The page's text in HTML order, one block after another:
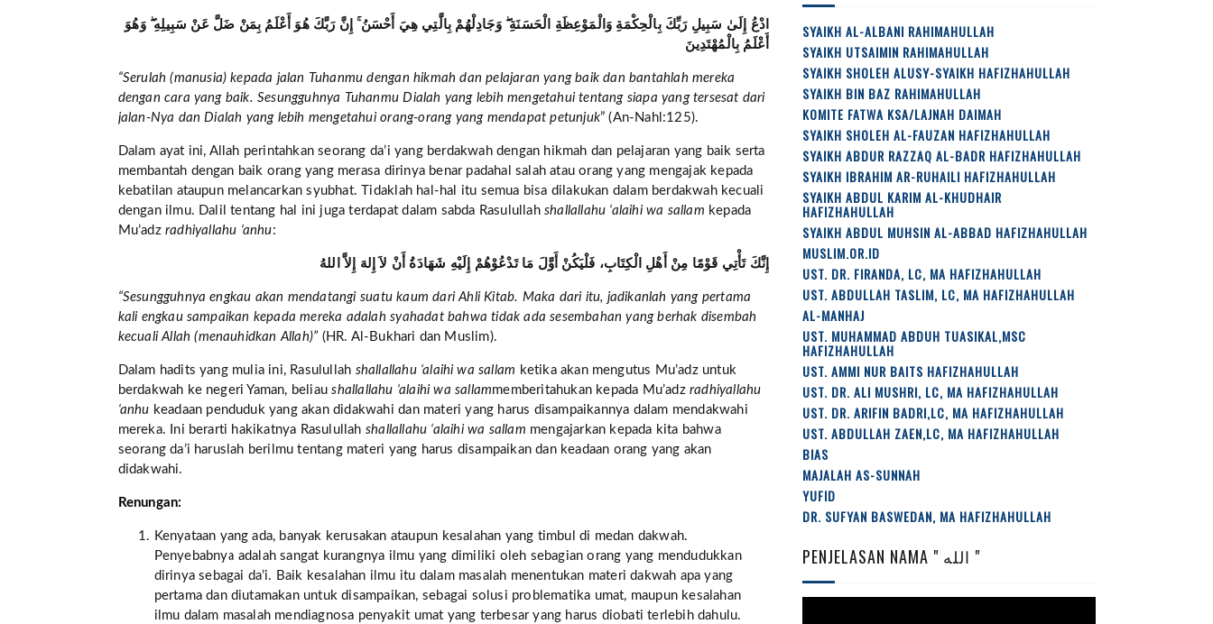
ادْعُ إِلَىٰ سَبِيلِ رَبِّكَ بِالْحِكْمَةِ وَالْمَوْعِظَةِ الْحَسَنَةِ ۖ وَجَادِلْهُمْ بِالَّتِي هِيَ أَحْسَنُ ۚ إِنَّ رَبَّكَ هُوَ أَعْلَمُ بِمَنْ ضَلَّ عَنْ سَبِيلِهِ ۖ وَهُوَ
أَعْلَمُ بِالْمُهْتَدِينَ
“Serulah (manusia) kepada jalan Tuhanmu dengan hikmah dan pelajaran yang baik dan bantahlah mereka
dengan cara yang baik. Sesungguhnya Tuhanmu Dialah yang lebih mengetahui tentang siapa yang tersesat dari
jalan-Nya dan Dialah yang lebih mengetahui orang-orang yang mendapat petunjuk” (An-Nahl:125).
Dalam ayat ini, Allah perintahkan seorang da’i yang berdakwah dengan hikmah dan pelajaran yang baik serta
membantah dengan baik orang yang merasa dirinya benar padahal salah atau orang yang mengajak kepada
kebatilan ataupun melancarkan syubhat. Tidaklah hal-hal itu semua bisa dilakukan dalam berdakwah kecuali
dengan ilmu. Dalil tentang hal ini juga terdapat dalam sabda Rasulullah shallallahu ‘alaihi wa sallam kepada
Mu’adz radhiyallahu ‘anhu:
إِنَّكَ تَأْتِي قَوْمًا مِنْ أَهْلِ الْكِتَابِ، فَلْيَكُنْ أَوَّلَ مَا تَدْعُوْهُمْ إِلَيْهِ شَهَادَةُ أَنْ لاَ إِلهَ إِلاَّ اللهُ
“Sesungguhnya engkau akan mendatangi suatu kaum dari Ahli Kitab. Maka dari itu, jadikanlah yang pertama
kali engkau sampaikan kepada mereka adalah syahadat bahwa tidak ada sesembahan yang berhak disembah
kecuali Allah (menauhidkan Allah)” (HR. Al-Bukhari dan Muslim).
Dalam hadits yang mulia ini, Rasulullah shallallahu ‘alaihi wa sallam ketika akan mengutus Mu’adz untuk
berdakwah ke negeri Yaman, beliaushallallahu ‘alaihi wa sallammemberitahukan kepada Mu’adz radhiyallahu
‘anhu keadaan penduduk yang akan didakwahi dan materi yang harus disampaikannya dalam mendakwahi
mereka. Ini berarti hakikatnya Rasulullah shallallahu ‘alaihi wa sallam mengajarkan kepada kita bahwa
seorang da’i haruslah berilmu tentang materi yang harus disampaikan dan keadaan orang yang akan
didakwahi.
Renungan:
Kenyataan yang ada, banyak kerusakan ataupun kesalahan yang timbul di medan dakwah.
Penyebabnya adalah sangat kurangnya ilmu yang dimiliki oleh sebagian orang yang mendudukkan
dirinya sebagai da’i. Baik kesalahan ilmu itu dalam masalah menentukan materi dakwah apa yang
pertama dan diutamakan untuk disampaikan, sebagai solusi problematika umat, maupun kesalahan
ilmu dalam masalah mendiagnosa penyakit umat yang terbesar yang harus diobati terlebih dahulu.
SYAIKH AL-ALBANI RAHIMAHULLAH
SYAIKH UTSAIMIN RAHIMAHULLAH
SYAIKH SHOLEH ALUSY-SYAIKH HAFIZHAHULLAH
SYAIKH BIN BAZ RAHIMAHULLAH
KOMITE FATWA KSA/LAJNAH DAIMAH
SYAIKH SHOLEH AL-FAUZAN HAFIZHAHULLAH
SYAIKH ABDUR RAZZAQ AL-BADR HAFIZHAHULLAH
SYAIKH IBRAHIM AR-RUHAILI HAFIZHAHULLAH
SYAIKH ABDUL KARIM AL-KHUDHAIR
HAFIZHAHULLAH
SYAIKH ABDUL MUHSIN AL-ABBAD HAFIZHAHULLAH
MUSLIM.OR.ID
UST. DR. FIRANDA, LC, MA HAFIZHAHULLAH
UST. ABDULLAH TASLIM, LC, MA HAFIZHAHULLAH
AL-MANHAJ
UST. MUHAMMAD ABDUH TUASIKAL,MSC
HAFIZHAHULLAH
UST. AMMI NUR BAITS HAFIZHAHULLAH
UST. DR. ALI MUSHRI, LC, MA HAFIZHAHULLAH
UST. DR. ARIFIN BADRI,LC, MA HAFIZHAHULLAH
UST. ABDULLAH ZAEN,LC, MA HAFIZHAHULLAH
BIAS
MAJALAH AS-SUNNAH
YUFID
DR. SUFYAN BASWEDAN, MA HAFIZHAHULLAH
PENJELASAN NAMA " الله "